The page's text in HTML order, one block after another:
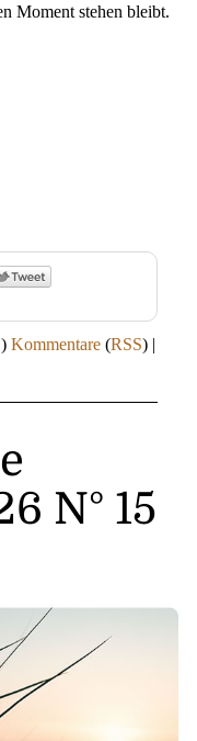
Moment stehen bleibt.
Kommentare (RSS) |
N° 15